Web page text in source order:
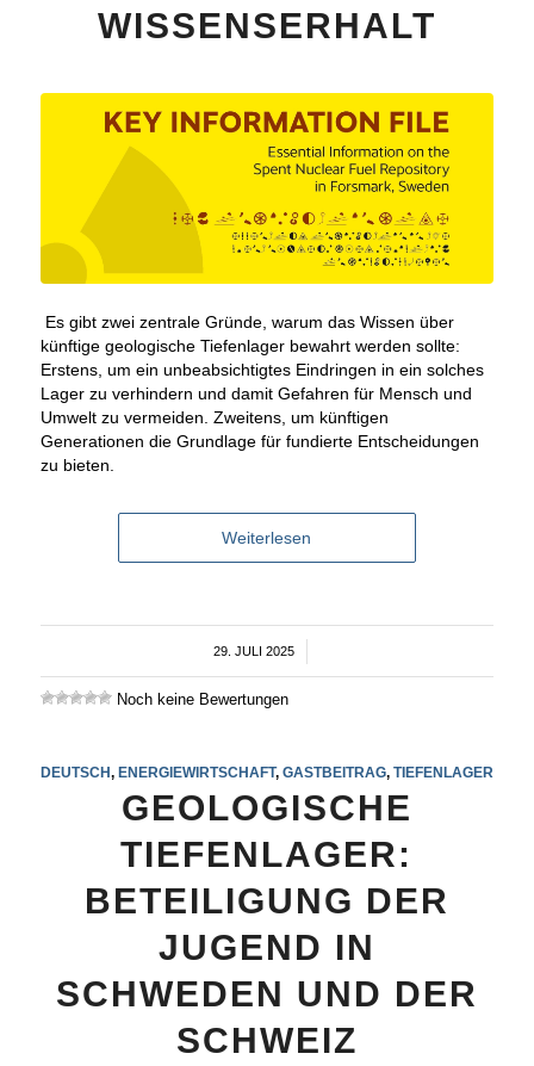
WISSENSERHALT
Es gibt zwei zentrale Gründe, warum das Wissen über
künftige geologische Tiefenlager bewahrt werden sollte:
Erstens, um ein unbeabsichtigtes Eindringen in ein solches
Lager zu verhindern und damit Gefahren für Mensch und
Umwelt zu vermeiden. Zweitens, um künftigen
Generationen die Grundlage für fundierte Entscheidungen
zu bieten.
Weiterlesen
29. JULI 2025
Noch keine Bewertungen
DEUTSCH, ENERGIEWIRTSCHAFT, GASTBEITRAG, TIEFENLAGER
GEOLOGISCHE
TIEFENLAGER:
BETEILIGUNG DER
JUGEND IN
SCHWEDEN UND DER
SCHWEIZ